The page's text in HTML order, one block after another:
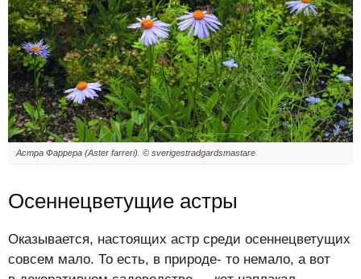
Астра Фаррера (Aster farreri). © sverigestradgardsmastare
Осеннецветущие астры
Оказывается, настоящих астр среди осеннецветущих
совсем мало. То есть, в природе- то немало, а вот